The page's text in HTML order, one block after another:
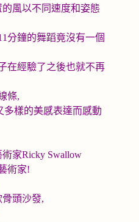
風以不同速度和姿態
分鐘的舞蹈竟沒有一個
在經驗了之後也就不再
條,
多樣的美感表達而感動
術家Ricky Swallow
術家!
骨頭沙發,